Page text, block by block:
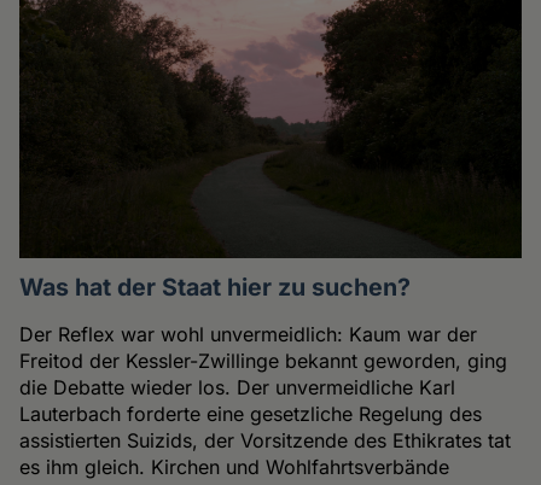
Was hat der Staat hier zu suchen?
Der Reflex war wohl unvermeidlich: Kaum war der
Freitod der Kessler-Zwillinge bekannt geworden, ging
die Debatte wieder los. Der unvermeidliche Karl
Lauterbach forderte eine gesetzliche Regelung des
assistierten Suizids, der Vorsitzende des Ethikrates tat
es ihm gleich. Kirchen und Wohlfahrtsverbände